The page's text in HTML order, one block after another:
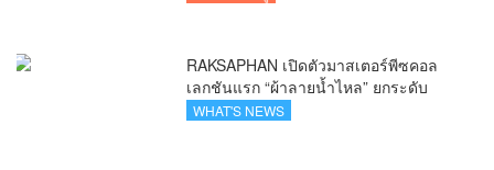
RAKSAPHAN เปิดตัวมาสเตอร์พีซคอล
เลกชันแรก “ผ้าลายน้ำไหล” ยกระดับ
ภูมิปัญญาท้องถิ่นสู่งานศิลป์ระดับสากล
WHAT'S NEWS